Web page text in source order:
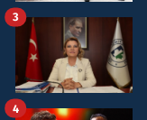
3
4